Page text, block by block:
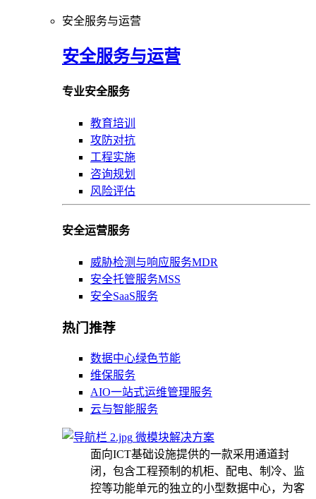
安全服务与运营
安全服务与运营
专业安全服务
教育培训
攻防对抗
工程实施
咨询规划
风险评估
安全运营服务
威胁检测与响应服务MDR
安全托管服务MSS
安全SaaS服务
热门推荐
数据中心绿色节能
维保服务
AIO一站式运维管理服务
云与智能服务
微模块解决方案
面向ICT基础设施提供的一款采用通道封
闭，包含工程预制的机柜、配电、制冷、监
控等功能单元的独立的小型数据中心，为客